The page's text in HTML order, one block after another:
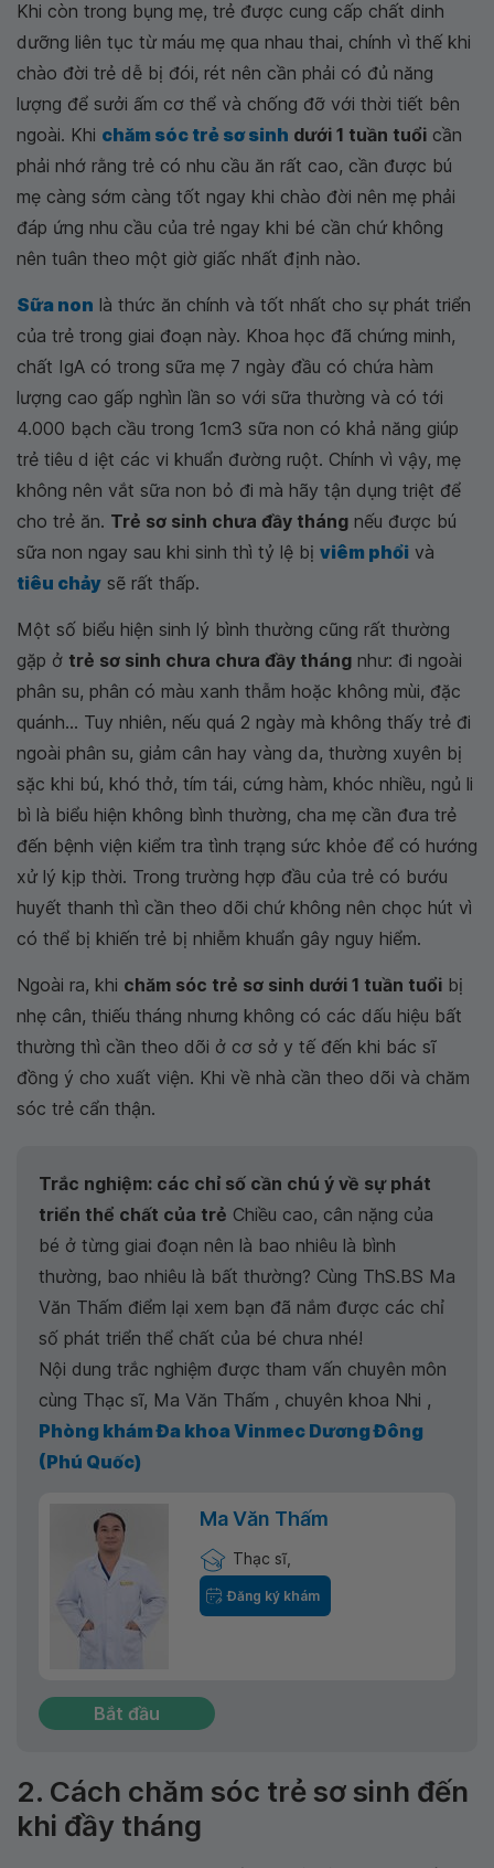
Khi còn trong bụng mẹ, trẻ được cung cấp chất dinh
dưỡng liên tục từ máu mẹ qua nhau thai, chính vì thế khi
chào đời trẻ dễ bị đói, rét nên cần phải có đủ năng
lượng để sưởi ấm cơ thể và chống đỡ với thời tiết bên
ngoài. Khi chăm sóc trẻ sơ sinh dưới 1 tuần tuổi cần
phải nhớ rằng trẻ có nhu cầu ăn rất cao, cần được bú
mẹ càng sớm càng tốt ngay khi chào đời nên mẹ phải
đáp ứng nhu cầu của trẻ ngay khi bé cần chứ không
nên tuân theo một giờ giấc nhất định nào.
Sữa non là thức ăn chính và tốt nhất cho sự phát triển
của trẻ trong giai đoạn này. Khoa học đã chứng minh,
chất IgA có trong sữa mẹ 7 ngày đầu có chứa hàm
lượng cao gấp nghìn lần so với sữa thường và có tới
4.000 bạch cầu trong 1cm3 sữa non có khả năng giúp
trẻ tiêu d iệt các vi khuẩn đường ruột. Chính vì vậy, mẹ
không nên vắt sữa non bỏ đi mà hãy tận dụng triệt để
cho trẻ ăn. Trẻ sơ sinh chưa đầy tháng nếu được bú
sữa non ngay sau khi sinh thì tỷ lệ bị viêm phổi và
tiêu chảy sẽ rất thấp.
Một số biểu hiện sinh lý bình thường cũng rất thường
gặp ở trẻ sơ sinh chưa chưa đầy tháng như: đi ngoài
phân su, phân có màu xanh thẫm hoặc không mùi, đặc
quánh... Tuy nhiên, nếu quá 2 ngày mà không thấy trẻ đi
ngoài phân su, giảm cân hay vàng da, thường xuyên bị
sặc khi bú, khó thở, tím tái, cứng hàm, khóc nhiều, ngủ li
bì là biểu hiện không bình thường, cha mẹ cần đưa trẻ
đến bệnh viện kiểm tra tình trạng sức khỏe để có hướng
xử lý kịp thời. Trong trường hợp đầu của trẻ có bướu
huyết thanh thì cần theo dõi chứ không nên chọc hút vì
có thể bị khiến trẻ bị nhiễm khuẩn gây nguy hiểm.
Ngoài ra, khi chăm sóc trẻ sơ sinh dưới 1 tuần tuổi bị
nhẹ cân, thiếu tháng nhưng không có các dấu hiệu bất
thường thì cần theo dõi ở cơ sở y tế đến khi bác sĩ
đồng ý cho xuất viện. Khi về nhà cần theo dõi và chăm
sóc trẻ cẩn thận.
Trắc nghiệm: các chỉ số cần chú ý về sự phát
triển thể chất của trẻ Chiều cao, cân nặng của
bé ở từng giai đoạn nên là bao nhiêu là bình
thường, bao nhiêu là bất thường? Cùng ThS.BS Ma
Văn Thấm điểm lại xem bạn đã nắm được các chỉ
số phát triển thể chất của bé chưa nhé!
Nội dung trắc nghiệm được tham vấn chuyên môn
cùng Thạc sĩ, Ma Văn Thấm , chuyên khoa Nhi ,
Phòng khám Đa khoa Vinmec Dương Đông
(Phú Quốc)
Ma Văn Thấm
Thạc sĩ,
Đăng ký khám
Bắt đầu
2. Cách chăm sóc trẻ sơ sinh đến
khi đầy tháng